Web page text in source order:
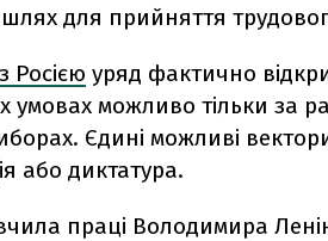
для прийняття
Росією уряд фактично
умовах можливо тільки за
Єдині можливі
або диктатура.
праці Володимира